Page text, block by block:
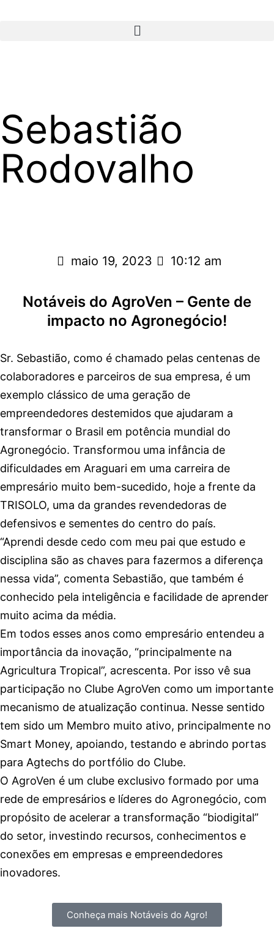
Sebastião
Rodovalho
maio 19, 2023 10:12 am
Notáveis do AgroVen – Gente de
impacto no Agronegócio!
Sr. Sebastião, como é chamado pelas centenas de
colaboradores e parceiros de sua empresa, é um
exemplo clássico de uma geração de
empreendedores destemidos que ajudaram a
transformar o Brasil em potência mundial do
Agronegócio. Transformou uma infância de
dificuldades em Araguari em uma carreira de
empresário muito bem-sucedido, hoje a frente da
TRISOLO, uma da grandes revendedoras de
defensivos e sementes do centro do país.
“Aprendi desde cedo com meu pai que estudo e
disciplina são as chaves para fazermos a diferença
nessa vida”, comenta Sebastião, que também é
conhecido pela inteligência e facilidade de aprender
muito acima da média.
Em todos esses anos como empresário entendeu a
importância da inovação, “principalmente na
Agricultura Tropical”, acrescenta. Por isso vê sua
participação no Clube AgroVen como um importante
mecanismo de atualização continua. Nesse sentido
tem sido um Membro muito ativo, principalmente no
Smart Money, apoiando, testando e abrindo portas
para Agtechs do portfólio do Clube.
O AgroVen é um clube exclusivo formado por uma
rede de empresários e líderes do Agronegócio, com
propósito de acelerar a transformação “biodigital”
do setor, investindo recursos, conhecimentos e
conexões em empresas e empreendedores
inovadores.
Conheça mais Notáveis do Agro!